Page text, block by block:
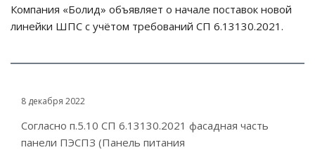
Компания «Болид» объявляет о начале поставок новой
линейки ШПС с учётом требований СП 6.13130.2021.
8 декабря 2022
Согласно п.5.10 СП 6.13130.2021 фасадная часть
панели ПЭСПЗ (Панель питания